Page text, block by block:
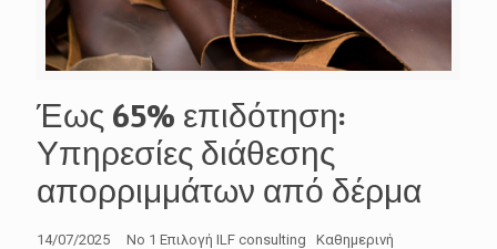
Έως 65% επιδότηση:
Υπηρεσίες διάθεσης
απορριμμάτων από δέρμα
14/07/2025 No 1 Επιλογή ILF consulting Καθημερινή